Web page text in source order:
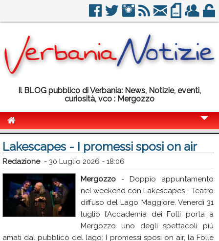
Il BLOG pubblico di Verbania: News, Notizie, eventi,
curiosità, vco : Mergozzo
Politica
Sport
Eventi
Info Utili
Lakescapes - I promessi sposi on air
Redazione- 30 Luglio 2026 - 18:06
Mergozzo - Doppio appuntamento
nel weekend con Lakescapes - Teatro
diffuso del Lago Maggiore. Venerdì 31
luglio l’Accademia dei Folli porta a
Mergozzo uno degli spettacoli più
amati dal pubblico del lago: I promessi sposi on air, la Folle